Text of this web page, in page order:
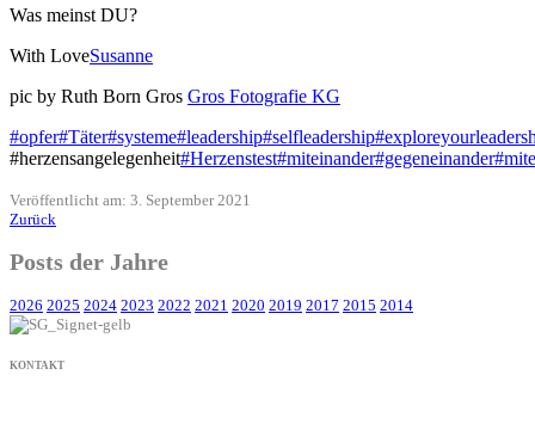
Was meinst DU?
With LoveSusanne
pic by Ruth Born Gros Gros Fotografie KG
#opfer#Täter#systeme#leadership#selfleadership
#herzensangelegenheit#Herzenstest#miteinander#gegeneinander
Veröffentlicht am: 3. September 2021
Zurück
Posts der Jahre
2026 2025 2024 2023 2022 2021 2020 2019 2017 2015 2014
KONTAKT